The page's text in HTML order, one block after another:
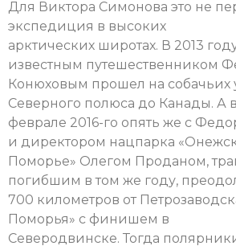
Для Виктора Симонова это не
экспедиция в высоких
арктических широтах. В 2013
известным путешественником
Конюховым прошел на собачьих
Северного полюса до Канады. А в
феврале 2016-го опять же с
и директором нацпарка
Поморье» Олегом Проданом,
погибшим в том же году,
700 километров от
Поморья» с финишем в
Северодвинске. Тогда